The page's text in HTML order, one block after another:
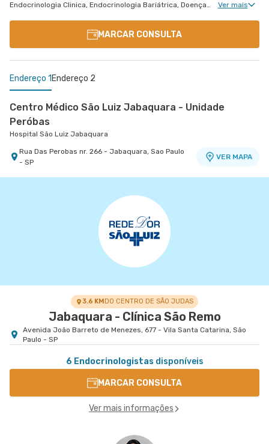
Endocrinologia Clinica, Endocrinologia Bariátrica, Doenças Osteometabólicas, Doenças da Hipófise Ver mais
MARCAR CONSULTA
Endereço 1 Endereço 2
Centro Médico São Luiz Jabaquara - Unidade
Peróbas
Hospital São Luiz Jabaquara
Rua Das Perobas nr. 266 - Jabaquara, Sao Paulo
- SP
VER MAPA
Centro Médico São Luiz Alphaville
Avenida Marcos Penteado de Ulhoa Rodrigues nr.
939 Edificio Jatobá - Torre Ii 1° Andar - Tambore,
3.6 KMDO CENTRO DE SÃO JUDAS
Jabaquara - Clínica São Remo
Avenida João Barreto de Menezes, 677 - Vila Santa Catarina, São
Paulo - SP
6 Endocrinologistas disponíveis
MARCAR CONSULTA
Ver mais informações